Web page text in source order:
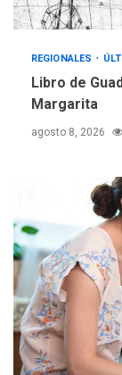
4
REGIONALES
Libro de
Margarita
agosto 8, 2026